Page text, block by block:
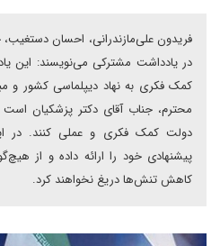
فریدون علی‌مازندرانی، احسان
در یادداشت مشترکی می‌نویسند: این
کمک فکری به نهاد دیپلماسی کشور
محترم، جناب آقای دکتر پزشکیان
دولت کمک فکری و عملی کنند. در
پیشنهادی خود را ارائه داده و از
کاهش تنش‌ها دریغ نخواهند کرد.